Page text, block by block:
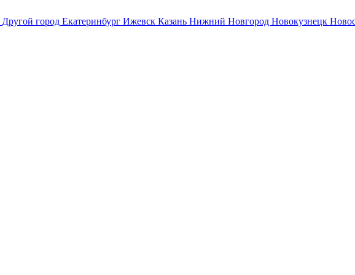
Другой город Екатеринбург Ижевск Казань Нижний Новгород Новокузнецк